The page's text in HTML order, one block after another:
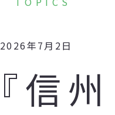
2026年7月2日
『信